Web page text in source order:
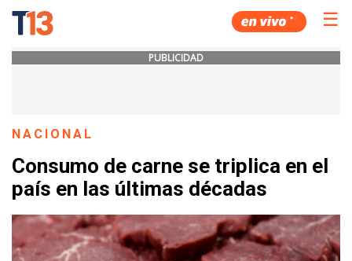
☰
PUBLICIDAD
NACIONAL
Consumo de carne se triplica en el
país en las últimas décadas